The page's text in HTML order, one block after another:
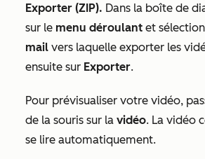
Exporter (ZIP). Dans la boîte de
sur le menu déroulant et
mail vers laquelle exporter les
ensuite sur Exporter.
Pour prévisualiser votre vidéo,
de la souris sur la vidéo. La vidéo
se lire automatiquement.